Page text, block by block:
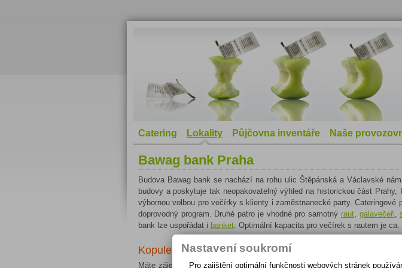
Catering Lokality Půjčovna inventáře Naše
Bawag bank Praha
Budova Bawag bank se nachází na rohu ulic Štěpánská a Václavské
budovy a poskytuje tak neopakovatelný výhled na historickou část
výbornou volbou pro večírky s klienty i zaměstnanecké party.
doprovodný program. Druhé patro je vhodné pro samotný raut, galavečeři,
bank lze uspořádat i banket. Optimální kapacita pro večírek s rautem je
Kopule ČNOPK pronájem
Máte zájem o více informací o pronájmu prostor kopule Bawag bank
Nastavení soukromí
Pro zajištění optimální funkčnosti webových stránek